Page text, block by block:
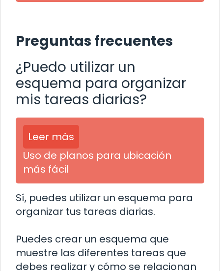
Preguntas frecuentes
¿Puedo utilizar un
esquema para organizar
mis tareas diarias?
Leer más
Uso de planos para ubicación
más fácil
Sí, puedes utilizar un esquema para
organizar tus tareas diarias.
Puedes crear un esquema que
muestre las diferentes tareas que
debes realizar y cómo se relacionan